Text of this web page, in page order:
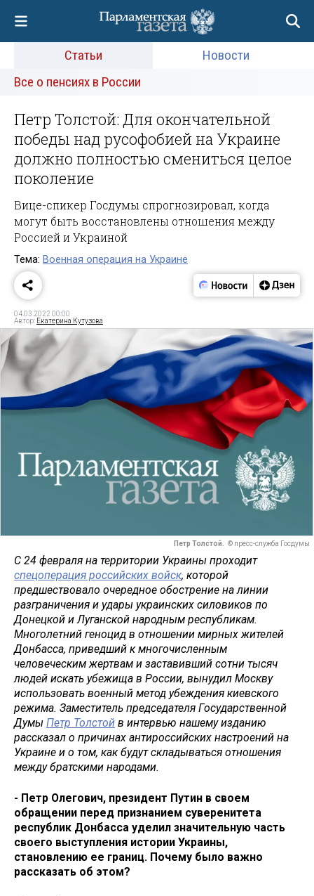
Статьи
Новости
Все о пенсиях в России
Петр Толстой: Для окончательной
победы над русофобией на Украине
должно полностью смениться целое
поколение
Вице-спикер Госдумы спрогнозировал, когда
могут быть восстановлены отношения между
Россией и Украиной
Тема: Военная операция на Украине
04.03.2022 00:00
Автор: Екатерина Кутузова
Петр Толстой. © пресс-служба Госдумы
С 24 февраля на территории Украины проходит
спецоперация российских войск, которой
предшествовало очередное обострение на линии
разграничения и удары украинских силовиков по
Донецкой и Луганской народным республикам.
Многолетний геноцид в отношении мирных жителей
Донбасса, приведший к многочисленным
человеческим жертвам и заставивший сотни тысяч
людей искать убежища в России, вынудил Москву
использовать военный метод убеждения киевского
режима. Заместитель председателя Государственной
Думы Петр Толстой в интервью нашему изданию
рассказал о причинах антироссийских настроений на
Украине и о том, как будут складываться отношения
между братскими народами.
- Петр Олегович, президент Путин в своем
обращении перед признанием суверенитета
республик Донбасса уделил значительную часть
своего выступления истории Украины,
становлению ее границ. Почему было важно
рассказать об этом?